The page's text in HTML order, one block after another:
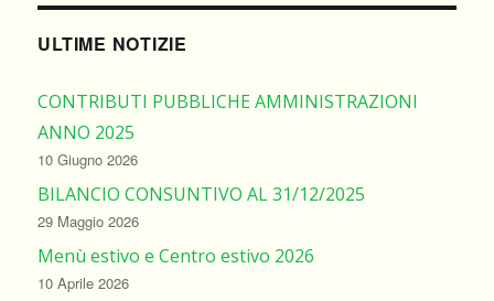
ULTIME NOTIZIE
CONTRIBUTI PUBBLICHE AMMINISTRAZIONI
ANNO 2025
10 Giugno 2026
BILANCIO CONSUNTIVO AL 31/12/2025
29 Maggio 2026
Menù estivo e Centro estivo 2026
10 Aprile 2026